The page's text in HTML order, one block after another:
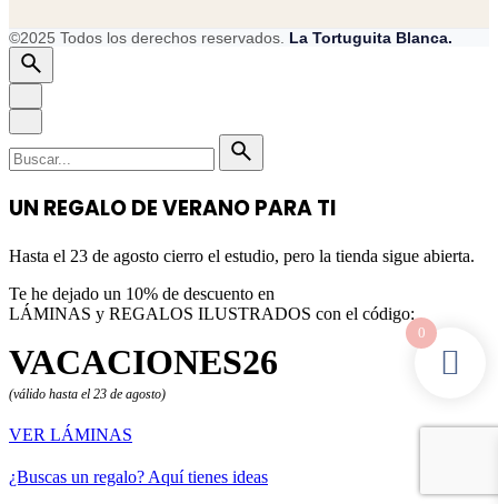
©2025 Todos los derechos reservados. La Tortuguita Blanca.
por
0
UN REGALO DE VERANO PARA TI
Hasta el 23 de agosto cierro el estudio, pero la tienda sigue abierta.
Te he dejado un 10% de descuento en
LÁMINAS y REGALOS ILUSTRADOS con el código:
VACACIONES26
(válido hasta el 23 de agosto)
VER LÁMINAS
¿Buscas un regalo? Aquí tienes ideas